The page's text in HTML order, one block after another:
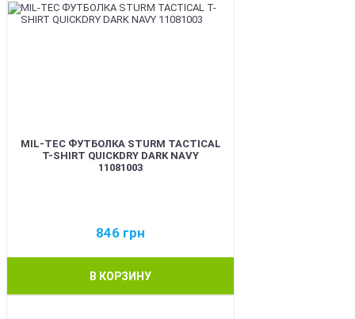
MIL-TEC ФУТБОЛКА STURM TACTICAL
T-SHIRT QUICKDRY DARK NAVY
11081003
846 грн
В КОРЗИНУ